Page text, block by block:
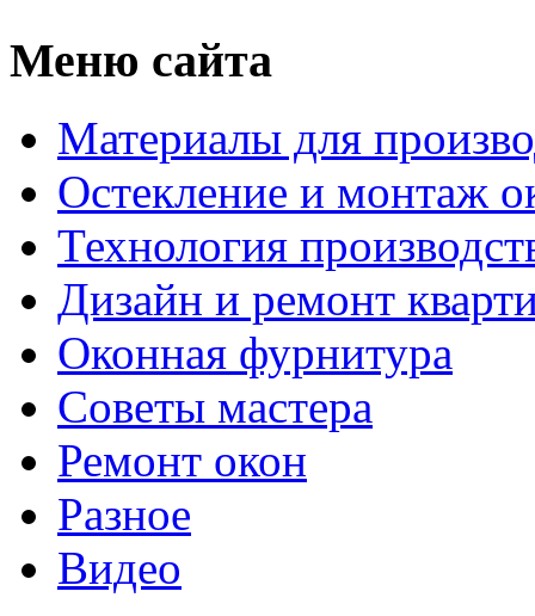
Меню сайта
Материалы для
Остекление и монтаж
Технология
Дизайн и ремонт
Оконная фурнитура
Советы мастера
Ремонт окон
Разное
Видео